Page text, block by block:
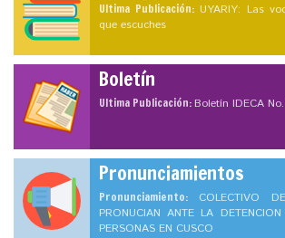
Ultima Publicación: UYARIY: Las
que escuches
Boletín
Ultima Publicación:Boletín IDECA
Pronunciamientos
Pronunciamiento: COLECTIVO
PRONUCIAN ANTE LA
PERSONAS EN CUSCO